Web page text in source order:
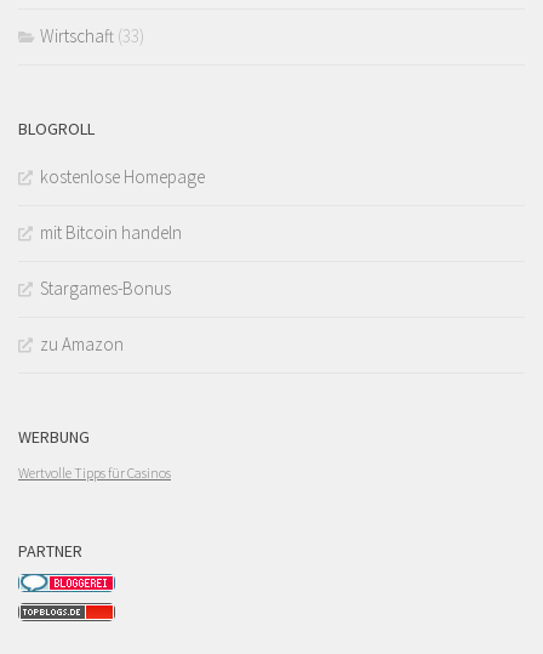
Wirtschaft (33)
BLOGROLL
kostenlose Homepage
mit Bitcoin handeln
Stargames-Bonus
zu Amazon
WERBUNG
Wertvolle Tipps für Casinos
PARTNER